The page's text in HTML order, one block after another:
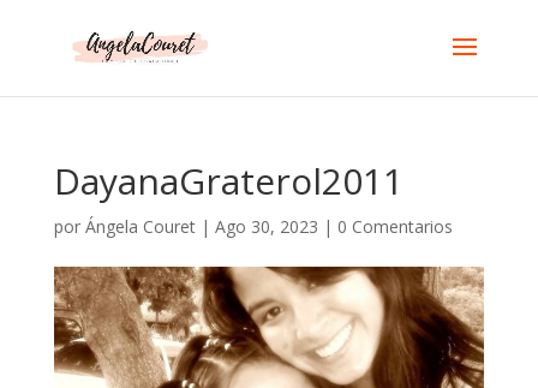
DayanaGraterol2011
por Ángela Couret| Ago 30, 2023 | 0 Comentarios